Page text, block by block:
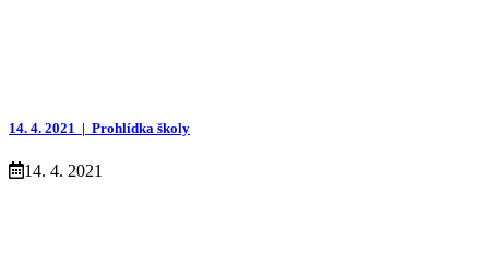
14. 4. 2021 | Prohlídka školy
14. 4. 2021